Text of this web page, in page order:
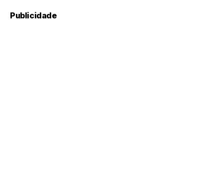
Publicidade